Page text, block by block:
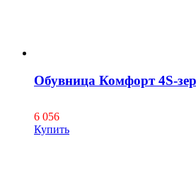
Обувница Комфорт 4S-
6 056
Купить